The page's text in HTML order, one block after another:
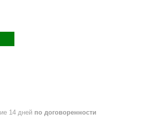
14 дней по договоренности